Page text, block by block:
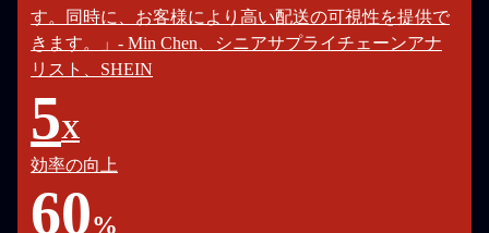
す。同時に、お客様により高い配送の可視性を提供で
きます。」- Min Chen、シニアサプライチェーンアナ
リスト、SHEIN
5X
効率の向上
60%